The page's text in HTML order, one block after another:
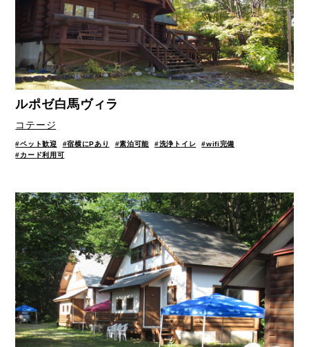
ルポゼ白馬ヴィラ
コテージ
#ペット歓迎 #宿横にPあり #素泊可能 #洗浄トイレ
#wifi完備
#カード利用可